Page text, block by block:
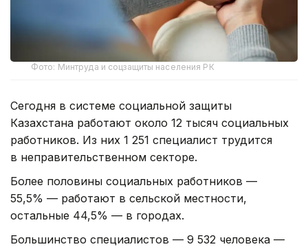
Фото: Минтруда и соцзащиты населения РК
Сегодня в системе социальной защиты
Казахстана работают около 12 тысяч социальных
работников. Из них 1 251 специалист трудится
в неправительственном секторе.
Более половины социальных работников —
55,5% — работают в сельской местности,
остальные 44,5% — в городах.
Большинство специалистов — 9 532 человека —